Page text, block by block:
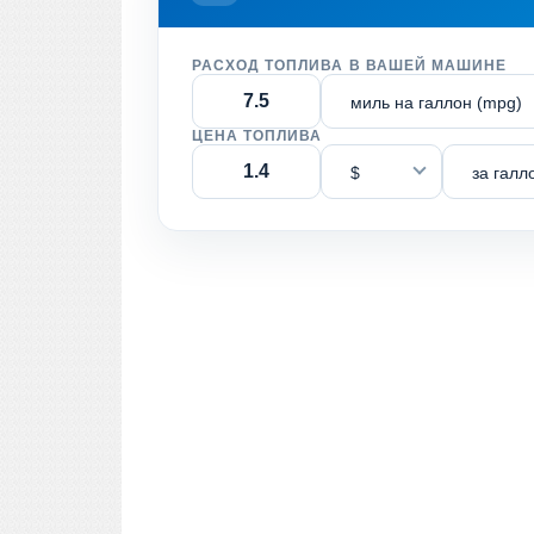
РАСХОД ТОПЛИВА В ВАШЕЙ МАШИНЕ
миль на галлон (mpg)
ЦЕНА ТОПЛИВА
$ за